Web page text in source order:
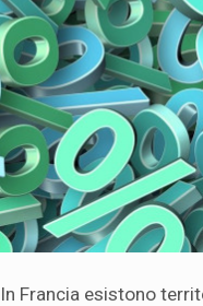
In Francia esistono